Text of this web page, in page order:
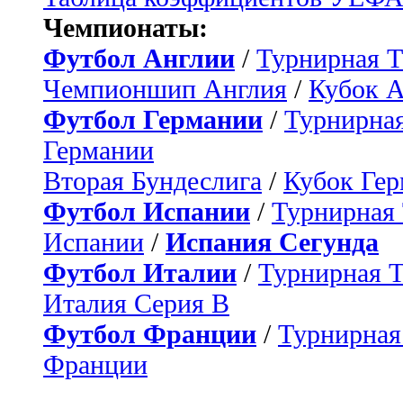
Чемпионаты:
Футбол Англии / Турнирная
Чемпионшип Англия / Кубок
Футбол Германии /
Германии
Вторая Бундеслига / Кубок
Футбол Испании / Турнирная
Испании / Испания Сегунда
Футбол Италии / Турнирная
Италия Серия B
Футбол Франции /
Франции